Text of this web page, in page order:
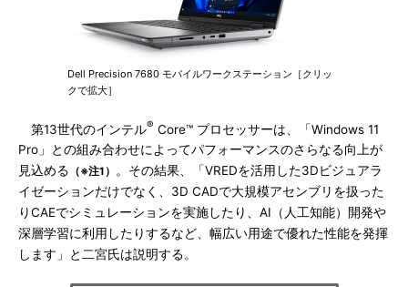
Dell Precision 7680 モバイルワークステーション［クリッ
クで拡大］
第13世代のインテル® Core™ プロセッサーは、「Windows 11
Pro」との組み合わせによってパフォーマンスのさらなる向上が
見込める （※注1）
。その結果、「VREDを活用した3Dビジュアラ
イゼーションだけでなく、3D CADで大規模アセンブリを扱った
りCAEでシミュレーションを実施したり、AI（人工知能）開発や
深層学習に利用したりするなど、幅広い用途で優れた性能を発揮
します」と二宮氏は説明する。